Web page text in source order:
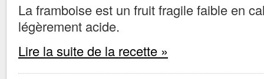
La framboise est un fruit fragile faible en
légèrement acide.
Lire la suite de la recette »